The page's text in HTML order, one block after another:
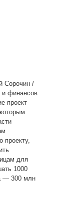
Сорочин /
и финансов
проект
проекту,
для
1000
— 300 млн